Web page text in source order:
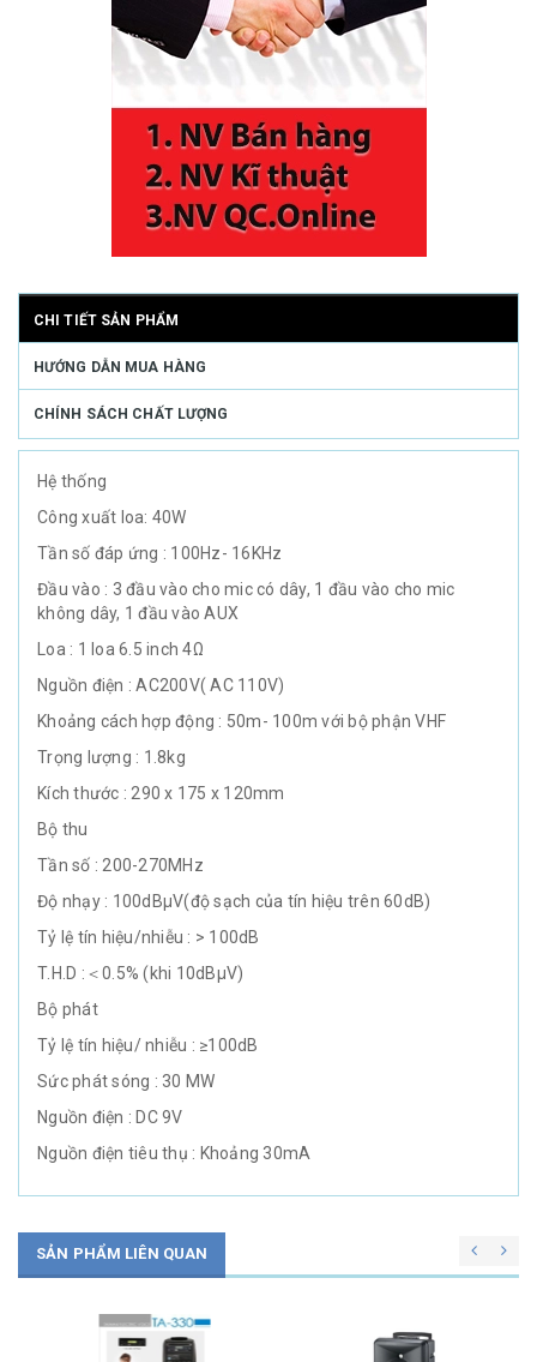
CHI TIẾT SẢN PHẨM
HƯỚNG DẪN MUA HÀNG
CHÍNH SÁCH CHẤT LƯỢNG
Hệ thống
Công xuất loa: 40W
Tần số đáp ứng : 100Hz- 16KHz
Đầu vào : 3 đầu vào cho mic có dây, 1 đầu vào cho mic
không dây, 1 đầu vào AUX
Loa : 1 loa 6.5 inch 4Ω
Nguồn điện : AC200V( AC 110V)
Khoảng cách hợp động : 50m- 100m với bộ phận VHF
Trọng lượng : 1.8kg
Kích thước : 290 x 175 x 120mm
Bộ thu
Tần số : 200-270MHz
Độ nhạy : 100dBμV(độ sạch của tín hiệu trên 60dB)
Tỷ lệ tín hiệu/nhiễu : > 100dB
T.H.D :＜0.5% (khi 10dBμV)
Bộ phát
Tỷ lệ tín hiệu/ nhiễu : ≥100dB
Sức phát sóng : 30 MW
Nguồn điện : DC 9V
Nguồn điện tiêu thụ : Khoảng 30mA
SẢN PHẨM LIÊN QUAN